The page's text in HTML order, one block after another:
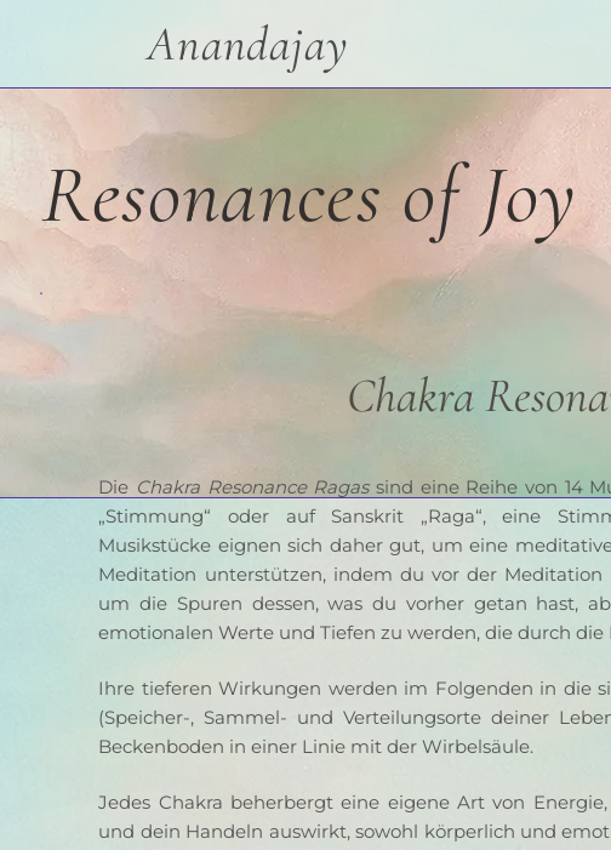
Anandajay
Resonances of Joy
Chakra
Die Chakra Resonance Ragas sind eine Reihe von 14
„Stimmung“ oder auf Sanskrit „Raga“, eine
Musikstücke eignen sich daher gut, um eine
Meditation unterstützen, indem du vor der
um die Spuren dessen, was du vorher getan hast,
emotionalen Werte und Tiefen zu werden, die durch
Ihre tieferen Wirkungen werden im Folgenden in die
(Speicher-, Sammel- und Verteilungsorte deiner
Beckenboden in einer Linie mit der Wirbelsäule.
Jedes Chakra beherbergt eine eigene Art von
und dein Handeln auswirkt, sowohl körperlich und